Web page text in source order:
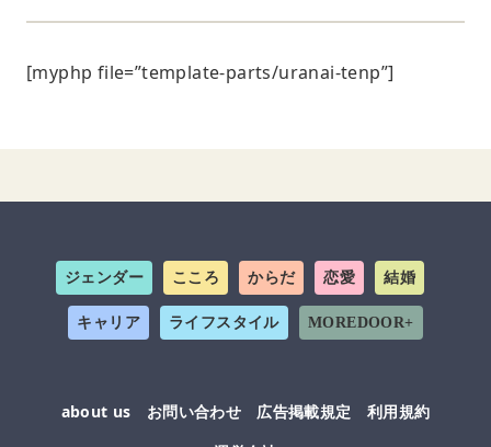
[myphp file=”template-parts/uranai-tenp”]
ジェンダー こころ からだ 恋愛 結婚
キャリア ライフスタイル MOREDOOR+
about us お問い合わせ 広告掲載規定
利用規約